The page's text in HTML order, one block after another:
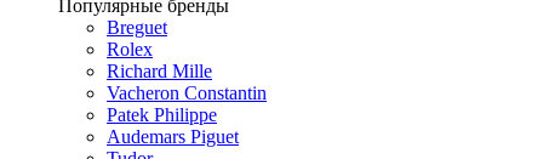
Популярные бренды
Breguet
Rolex
Richard Mille
Vacheron Constantin
Patek Philippe
Audemars Piguet